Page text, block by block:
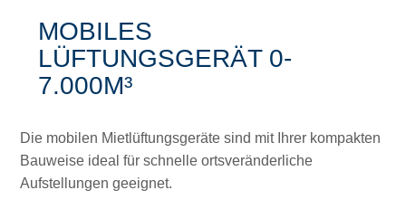
MOBILES
LÜFTUNGSGERÄT 0-
7.000M³
Die mobilen Mietlüftungsgeräte sind mit Ihrer kompakten
Bauweise ideal für schnelle ortsveränderliche
Aufstellungen geeignet.